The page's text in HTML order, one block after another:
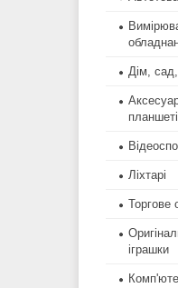
Дім,
Ліхтарі
Торгове
іграшки